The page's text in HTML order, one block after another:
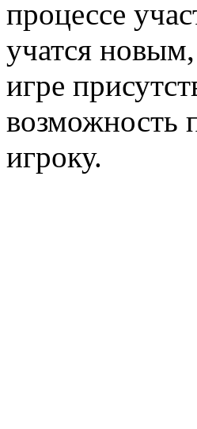
процессе
учатся
игре
возможность
игроку.